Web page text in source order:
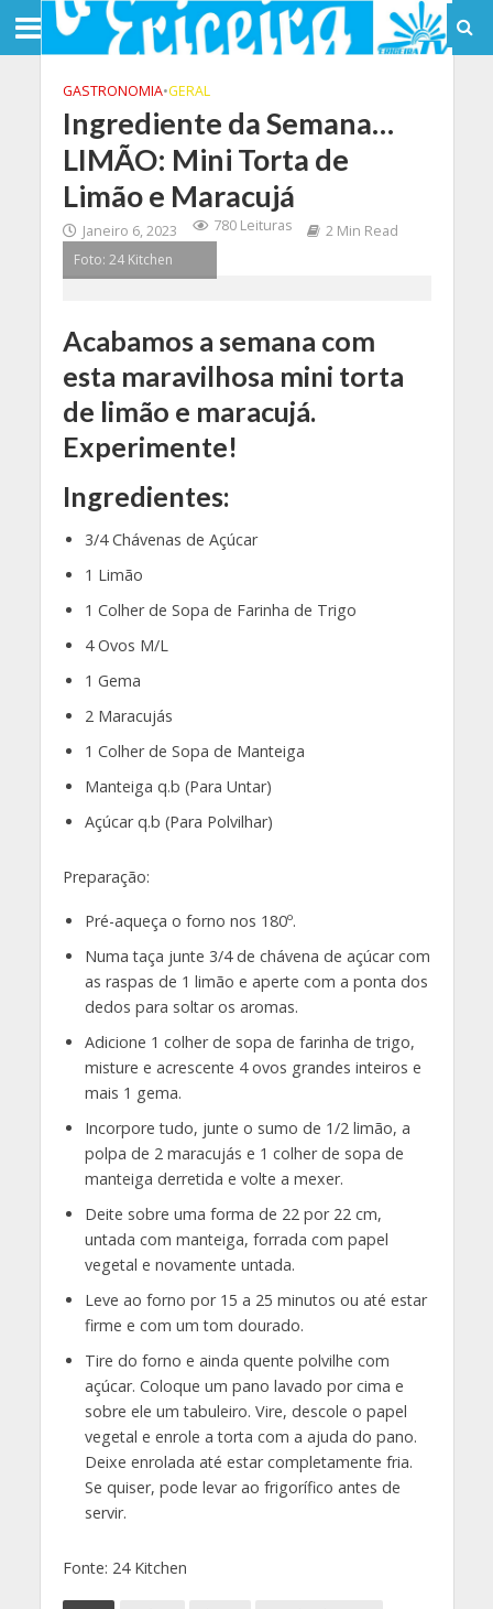
GASTRONOMIA•GERAL
Ingrediente da Semana…
LIMÃO: Mini Torta de
Limão e Maracujá
Janeiro 6, 2023 780 Leituras
2 Min Read
Foto: 24 Kitchen
Acabamos a semana com
esta maravilhosa mini torta
de limão e maracujá.
Experimente!
Ingredientes:
3/4 Chávenas de Açúcar
1 Limão
1 Colher de Sopa de Farinha de Trigo
4 Ovos M/L
1 Gema
2 Maracujás
1 Colher de Sopa de Manteiga
Manteiga q.b (Para Untar)
Açúcar q.b (Para Polvilhar)
Preparação:
Pré-aqueça o forno nos 180º.
Numa taça junte 3/4 de chávena de açúcar com
as raspas de 1 limão e aperte com a ponta dos
dedos para soltar os aromas.
Adicione 1 colher de sopa de farinha de trigo,
misture e acrescente 4 ovos grandes inteiros e
mais 1 gema.
Incorpore tudo, junte o sumo de 1/2 limão, a
polpa de 2 maracujás e 1 colher de sopa de
manteiga derretida e volte a mexer.
Deite sobre uma forma de 22 por 22 cm,
untada com manteiga, forrada com papel
vegetal e novamente untada.
Leve ao forno por 15 a 25 minutos ou até estar
firme e com um tom dourado.
Tire do forno e ainda quente polvilhe com
açúcar. Coloque um pano lavado por cima e
sobre ele um tabuleiro. Vire, descole o papel
vegetal e enrole a torta com a ajuda do pano.
Deixe enrolada até estar completamente fria.
Se quiser, pode levar ao frigorífico antes de
servir.
Fonte: 24 Kitchen